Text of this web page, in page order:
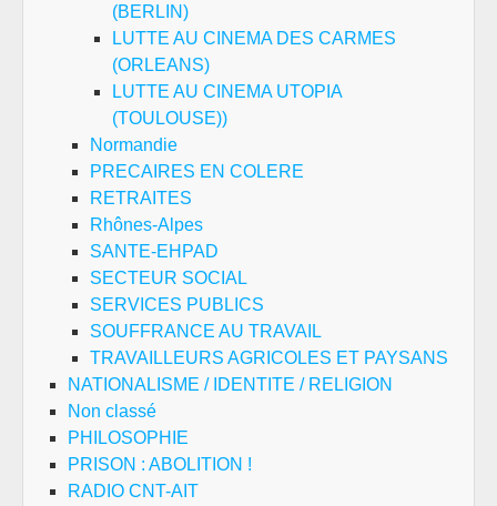
(BERLIN)
LUTTE AU CINEMA DES CARMES
(ORLEANS)
LUTTE AU CINEMA UTOPIA
(TOULOUSE))
Normandie
PRECAIRES EN COLERE
RETRAITES
Rhônes-Alpes
SANTE-EHPAD
SECTEUR SOCIAL
SERVICES PUBLICS
SOUFFRANCE AU TRAVAIL
TRAVAILLEURS AGRICOLES ET PAYSANS
NATIONALISME / IDENTITE / RELIGION
Non classé
PHILOSOPHIE
PRISON : ABOLITION !
RADIO CNT-AIT